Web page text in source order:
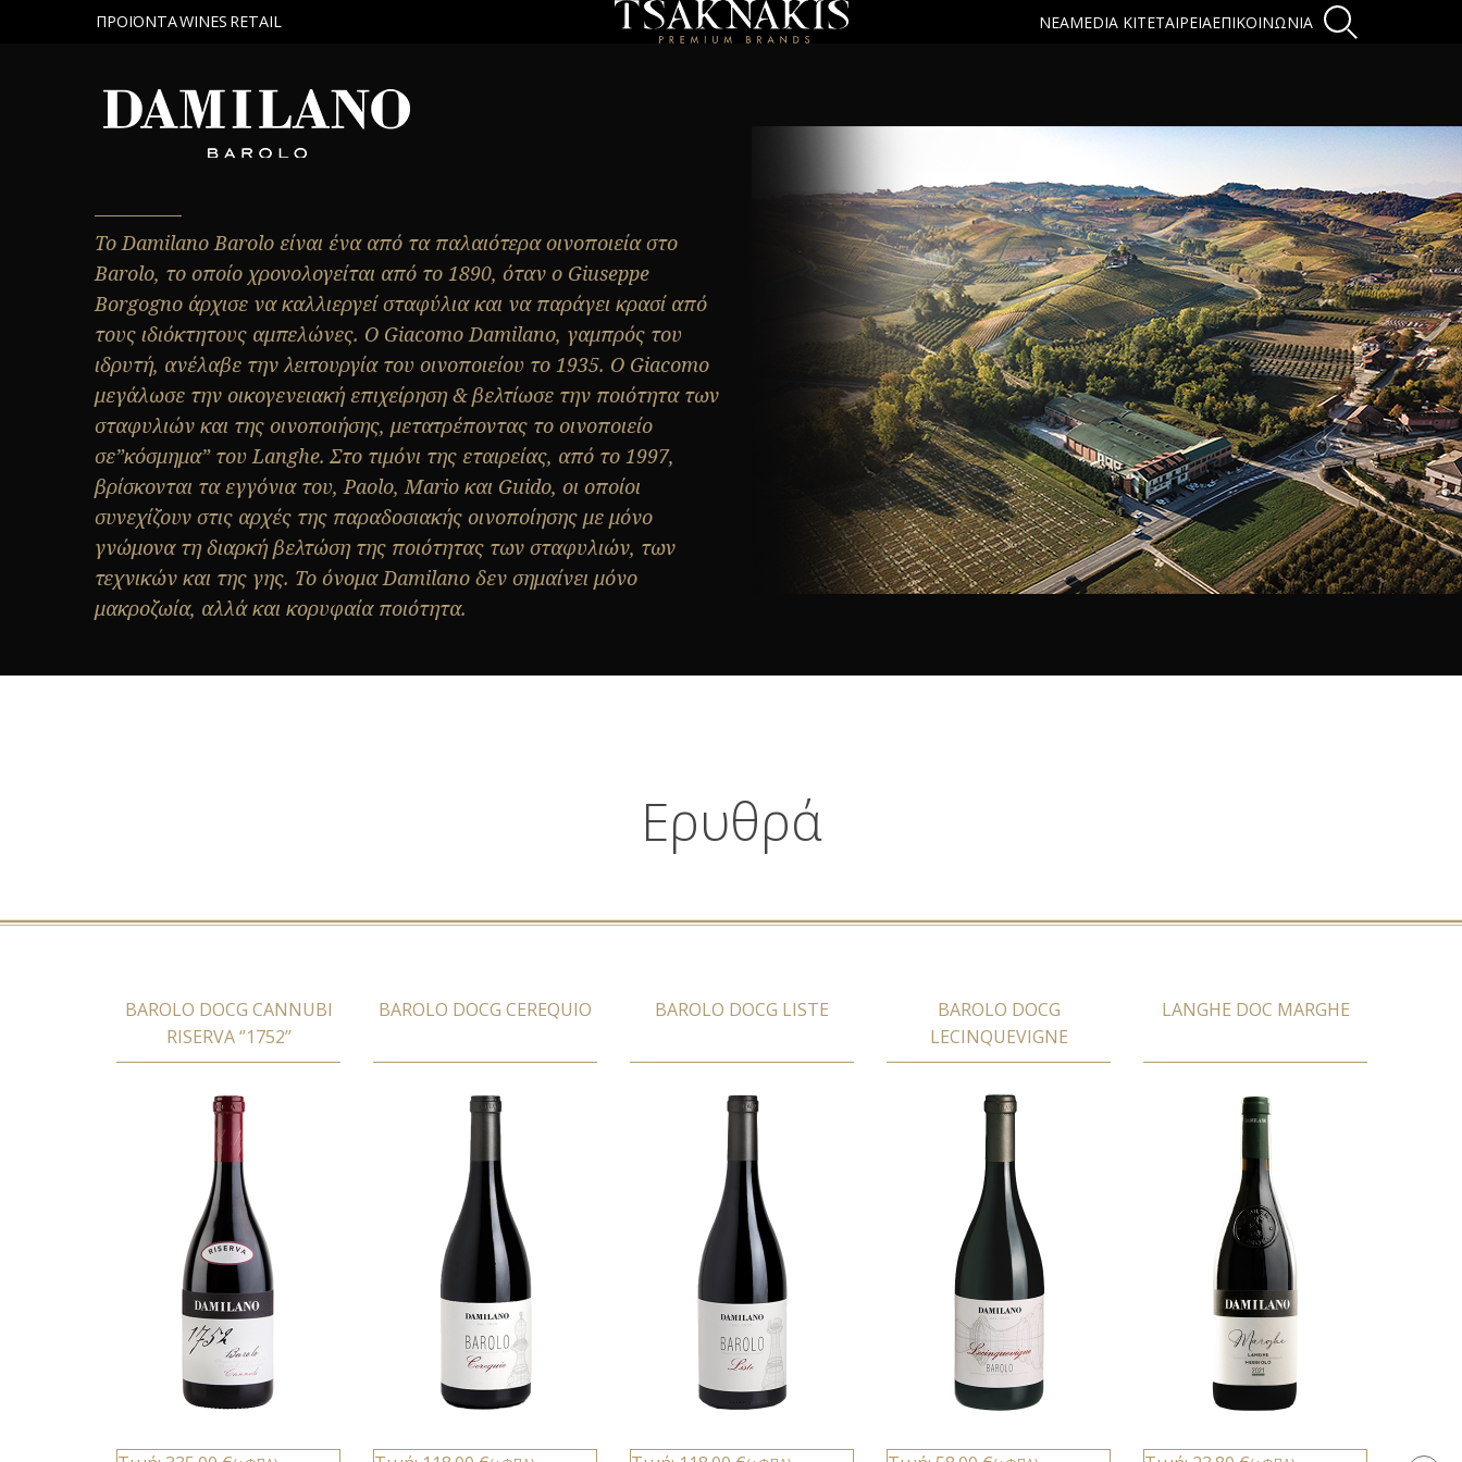
ΠΡΟΪΟΝΤΑWINES RETAIL ΝΕΑMEDIA KITΕΤΑΙΡΕΙΑΕΠΙΚΟΙΝΩΝΙΑ
Το Damilano Barolo είναι ένα από τα παλαιότερα οινοποιεία στο
Barolo, το οποίο χρονολογείται από το 1890, όταν ο Giuseppe
Borgogno άρχισε να καλλιεργεί σταφύλια και να παράγει κρασί από
τους ιδιόκτητους αμπελώνες. Ο Giacomo Damilano, γαμπρός του
ιδρυτή, ανέλαβε την λειτουργία του οινοποιείου το 1935. Ο Giacomo
μεγάλωσε την οικογενειακή επιχείρηση & βελτίωσε την ποιότητα των
σταφυλιών και της οινοποιήσης, μετατρέποντας το οινοποιείο
σε”κόσμημα” του Langhe. Στο τιμόνι της εταιρείας, από το 1997,
βρίσκονται τα εγγόνια του, Paolo, Mario και Guido, οι οποίοι
συνεχίζουν στις αρχές της παραδοσιακής οινοποίησης με μόνο
γνώμονα τη διαρκή βελτώση της ποιότητας των σταφυλιών, των
τεχνικών και της γης. Το όνομα Damilano δεν σημαίνει μόνο
μακροζωία, αλλά και κορυφαία ποιότητα.
Ερυθρά
BAROLO DOCG CANNUBI
RISERVA ‘’1752’’
BAROLO DOCG CEREQUIO BAROLO DOCG LISTE
BAROLO DOCG
LECINQUEVIGNE
LANGHE DOC MARGHE